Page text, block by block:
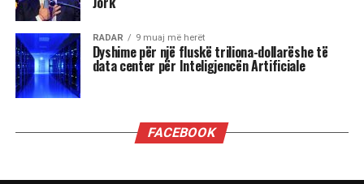
Çdo shenjë do ta ndjejë këtë energji ndryshe nga
përplasjet emocionale të Dashit dhe pasiguritë e
Shigjetarit, te balancimi personal i Peshores dhe
fuqia komunikuese e Ujorit. Por një gjë është e
sigurt: qielli është në lëvizje dhe kush është i
gatshëm të dëgjojë mesazhet e tij, mund të dalë